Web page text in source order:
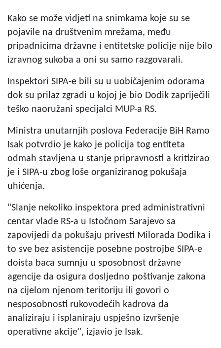
Kako se može vidjeti na snimkama koje su se
pojavile na društvenim mrežama, među
pripadnicima državne i entitetske policije nije bilo
izravnog sukoba a oni su samo razgovarali.
Inspektori SIPA-e bili su u uobičajenim odorama
dok su prilaz zgradi u kojoj je bio Dodik zapriječili
teško naoružani specijalci MUP-a RS.
Ministra unutarnjih poslova Federacije BiH Ramo
Isak potvrdio je kako je policija tog entiteta
odmah stavljena u stanje pripravnosti a kritizirao
je i SIPA-u zbog loše organiziranog pokušaja
uhićenja.
"Slanje nekoliko inspektora pred administrativni
centar vlade RS-a u Istočnom Sarajevo sa
zapovijedi da pokušaju privesti Milorada Dodika i
to sve bez asistencije posebne postrojbe SIPA-e
doista baca sumnju u sposobnost državne
agencije da osigura dosljedno poštivanje zakona
na cijelom njenom teritoriju ili govori o
nesposobnosti rukovodećih kadrova da
analiziraju i isplaniraju uspješno izvršenje
operativne akcije", izjavio je Isak.